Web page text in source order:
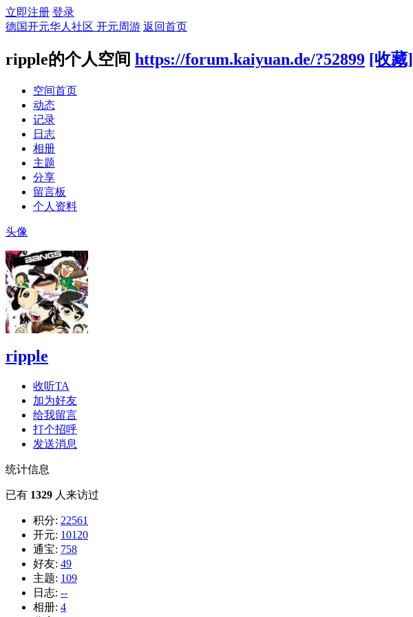
立即注册 登录
德国开元华人社区 开元周游 返回首页
ripple的个人空间 https://forum.kaiyuan.de/?52899 [收藏]
空间首页
动态
记录
日志
相册
主题
分享
留言板
个人资料
头像
ripple
收听TA
加为好友
给我留言
打个招呼
发送消息
统计信息
已有 1329 人来访过
积分: 22561
开元: 10120
通宝: 758
好友: 49
主题: 109
日志: --
相册: 4